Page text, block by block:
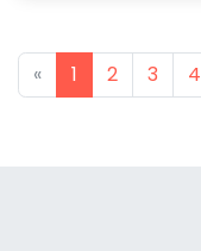
«Previous
1 2 3 4